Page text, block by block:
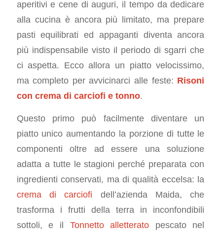
aperitivi e cene di auguri, il tempo da dedicare
alla cucina è ancora più limitato, ma prepare
pasti equilibrati ed appaganti diventa ancora
più indispensabile visto il periodo di sgarri che
ci aspetta. Ecco allora un piatto velocissimo,
ma completo per avvicinarci alle feste: Risoni
con crema di carciofi e tonno.
Questo primo può facilmente diventare un
piatto unico aumentando la porzione di tutte le
componenti oltre ad essere una soluzione
adatta a tutte le stagioni perché preparata con
ingredienti conservati, ma di qualità eccelsa: la
crema di carciofi dell’azienda Maida, che
trasforma i frutti della terra in inconfondibili
sottoli, e il Tonnetto alletterato pescato nel